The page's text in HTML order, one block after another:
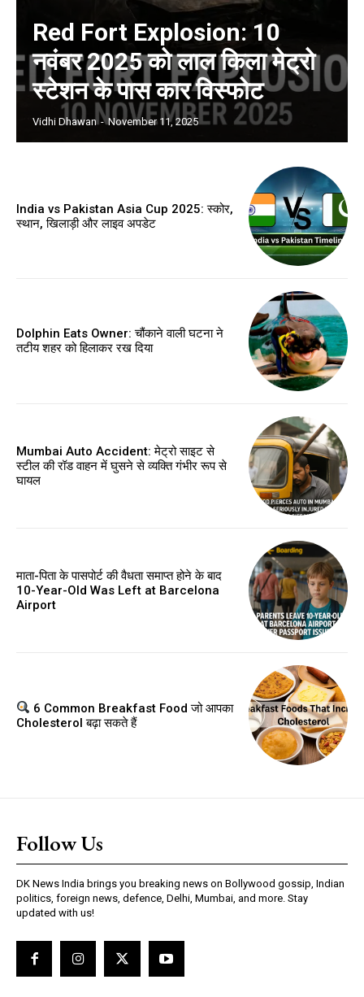
Red Fort Explosion: 10
नवंबर 2025 को लाल किला मेट्रो
स्टेशन के पास कार विस्फोट
Vidhi Dhawan - November 11, 2025
India vs Pakistan Asia Cup 2025: स्कोर,
स्थान, खिलाड़ी और लाइव अपडेट
Dolphin Eats Owner: चौंकाने वाली घटना ने
तटीय शहर को हिलाकर रख दिया
Mumbai Auto Accident: मेट्रो साइट से
स्टील की रॉड वाहन में घुसने से व्यक्ति गंभीर रूप से
घायल
माता-पिता के पासपोर्ट की वैधता समाप्त होने के बाद
10-Year-Old Was Left at Barcelona
Airport
6 Common Breakfast Food जो आपका
Cholesterol बढ़ा सकते हैं
Follow Us
DK News India brings you breaking news on Bollywood gossip, Indian
politics, foreign news, defence, Delhi, Mumbai, and more. Stay
updated with us!